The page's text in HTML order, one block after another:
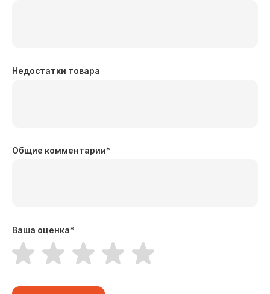
Недостатки товара
Общие комментарии*
Ваша оценка*